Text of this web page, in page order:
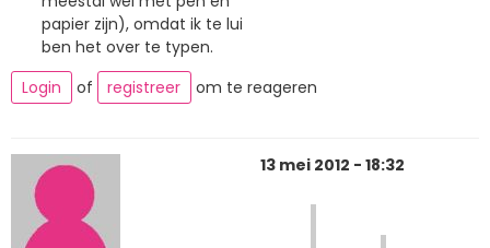
papier zijn), omdat ik te lui
ben het over te typen.
Login
of registreer om te reageren
13 mei 2012 - 18:32